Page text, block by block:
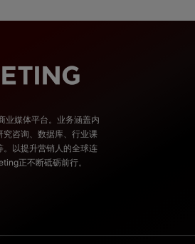
媒体平台。业务涵盖内
究咨询、数据库、行业课
。以提升营销人的全球连
正不断砥砺前行。